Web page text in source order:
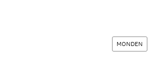
MONDEN